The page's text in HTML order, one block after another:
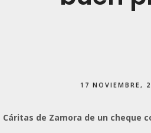
17 NOVIEMBRE,
de Zamora de un cheque